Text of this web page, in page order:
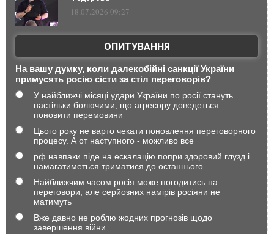
18.07.2026 09:27
ОПИТУВАННЯ
На вашу думку, коли далекобійні санкції України
примусять росію сісти за стіл переговорів?
У найближчі місяці удари України по росії стануть
настільки болючими, що агресору доведеться
поновити перемовини
Цього року не варто чекати поновлення переговорного
процесу. А от наступного - можливо все
рф навпаки піде на ескалацію попри здоровий глузд і
намагатиметься триматися до останнього
Найближчим часом росія може погодитись на
переговори, але серйозних намірів росіяни не
матимуть
Вже давно не роблю жодних прогнозів щодо
завершення війни